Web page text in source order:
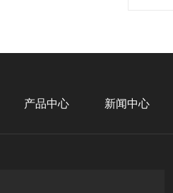
产品中心 新闻中心